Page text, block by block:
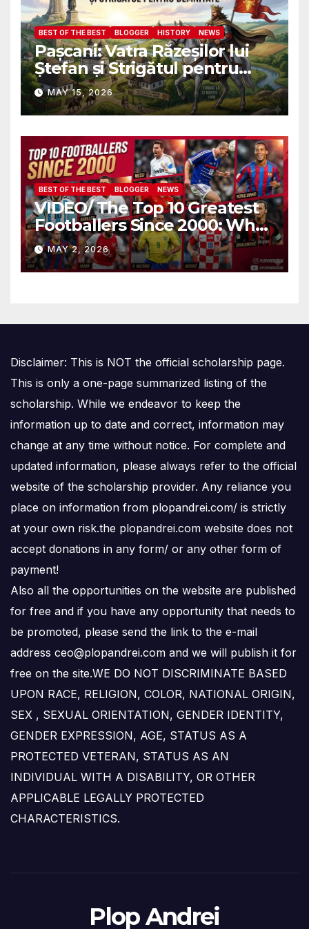
BEST OF THE BEST BLOGGER HISTORY NEWS
Pașcani: Vatra Răzeșilor lui
Ștefan și Strigătul pentru
Demnitate în Fața
Amalgamării
MAY 15, 2026
BEST OF THE BEST BLOGGER NEWS
VIDEO/ The Top 10 Greatest
Footballers Since 2000: Who
Is Number One
MAY 2, 2026
Disclaimer: This is NOT the official scholarship page.
This is only a one-page summarized listing of the
scholarship. While we endeavor to keep the
information up to date and correct, information may
change at any time without notice. For complete and
updated information, please always refer to the official
website of the scholarship provider. Any reliance you
place on information from plopandrei.com/ is strictly
at your own risk.the plopandrei.com website does not
accept donations in any form/ or any other form of
payment!
Also all the opportunities on the website are published
for free and if you have any opportunity that needs to
be promoted, please send the link to the e-mail
address ceo@plopandrei.com and we will publish it for
free on the site.WE DO NOT DISCRIMINATE BASED
UPON RACE, RELIGION, COLOR, NATIONAL ORIGIN,
SEX , SEXUAL ORIENTATION, GENDER IDENTITY,
GENDER EXPRESSION, AGE, STATUS AS A
PROTECTED VETERAN, STATUS AS AN
INDIVIDUAL WITH A DISABILITY, OR OTHER
APPLICABLE LEGALLY PROTECTED
CHARACTERISTICS.
Plop Andrei